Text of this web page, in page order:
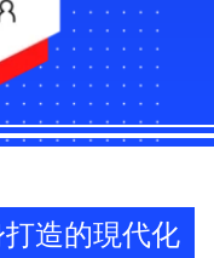
造的現代化